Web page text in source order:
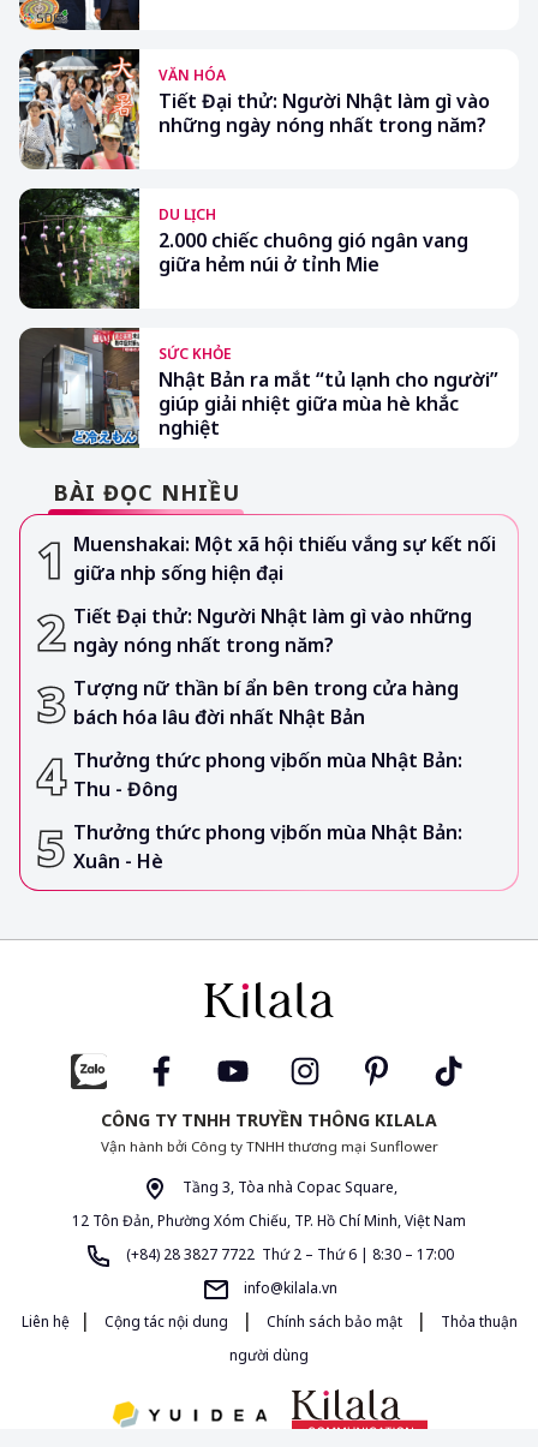
VĂN HÓA
Tiết Đại thử: Người Nhật làm gì vào
những ngày nóng nhất trong năm?
DU LỊCH
2.000 chiếc chuông gió ngân vang
giữa hẻm núi ở tỉnh Mie
SỨC KHỎE
Nhật Bản ra mắt “tủ lạnh cho người”
giúp giải nhiệt giữa mùa hè khắc
nghiệt
BÀI ĐỌC NHIỀU
Muenshakai: Một xã hội thiếu vắng sự kết nối
giữa nhịp sống hiện đại
Tiết Đại thử: Người Nhật làm gì vào những
ngày nóng nhất trong năm?
Tượng nữ thần bí ẩn bên trong cửa hàng
bách hóa lâu đời nhất Nhật Bản
Thưởng thức phong vị bốn mùa Nhật Bản:
Thu - Đông
Thưởng thức phong vị bốn mùa Nhật Bản:
Xuân - Hè
CÔNG TY TNHH TRUYỀN THÔNG KILALA
Vận hành bởi Công ty TNHH thương mại Sunflower
Tầng 3, Tòa nhà Copac Square,
12 Tôn Đản, Phường Xóm Chiếu, TP. Hồ Chí Minh, Việt Nam
(+84) 28 3827 7722 Thứ 2 – Thứ 6 | 8:30 – 17:00
info@kilala.vn
Liên hệ
| Cộng tác nội dung | Chính sách bảo mật |
Thỏa thuận
người dùng